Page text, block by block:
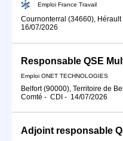
Emploi France Travail
Cournonterral (34660), Hérault
16/07/2026
Responsable QSE
Emploi ONET TECHNOLOGIES
Belfort (90000), Territoire de
Comté - CDI - 14/07/2026
Adjoint responsable